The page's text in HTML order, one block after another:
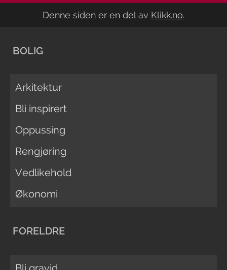
Denne siden er en del av Klikk.no.
BOLIG
Arkitektur
Bli inspirert
Oppussing
Rengjøring
Vedlikehold
Økonomi
FORELDRE